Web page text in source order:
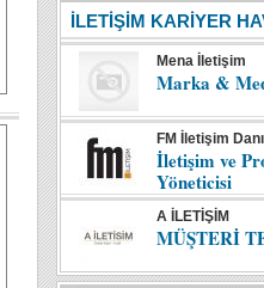
İLETİŞİM KARİYER
Mena İletişim
Marka &
FM İletişim
İletişim ve
Yöneticisi
A İLETİŞİM
MÜŞTERİ